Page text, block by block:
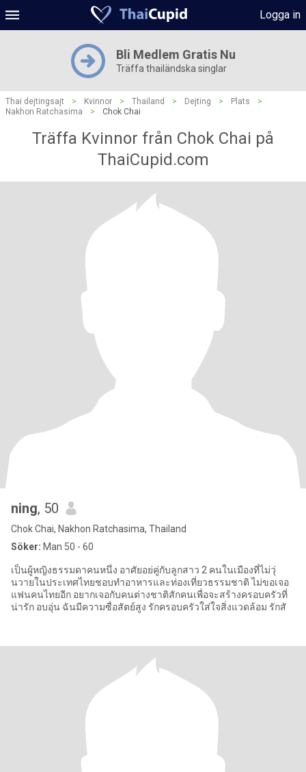
Logga in
Bli Medlem Gratis Nu
Träffa thailändska singlar
Thai dejtingsajt > Kvinnor > Thailand > Dejting > Plats
>
Nakhon Ratchasima
> Chok Chai
Träffa Kvinnor från Chok Chai på
ThaiCupid.com
ning, 50
Chok Chai, Nakhon Ratchasima, Thailand
Söker: Man 50 - 60
เป็นผู้หญิงธรรมดาคนหนึ่ง อาศัยอย่คู่กับลูกสาว 2 คนในเมืองที่ไม่วุ่
นวายในประเทศไทยชอบทำอาหารและท่องเที่ยวธรรมชาติ ไม่ขอเจอ
แฟนคนไทยอีก อยากเจอกับคนต่างชาติสักคนเพื่อจะสร้างครอบครัวที่
น่ารัก อบอุ่น ฉันมีความซื่อสัตย์สูง รักครอบครัวใส่ใจสิ่งแวดล้อม รักสั